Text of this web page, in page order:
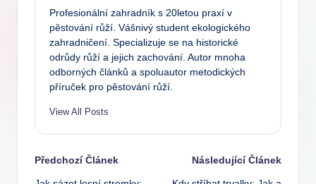
Profesionální zahradník s 20letou praxí v
pěstování růží. Vášnivý student ekologického
zahradničení. Specializuje se na historické
odrůdy růží a jejich zachování. Autor mnoha
odborných článků a spoluautor metodických
příruček pro pěstování růží.
View All Posts
Post
Předchozí Článek Následující Článek